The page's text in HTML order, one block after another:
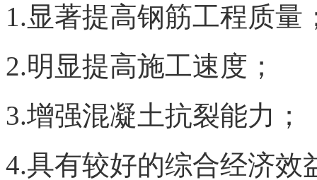
1.显著提高钢筋工程质量
2.明显提高施工速度；
3.增强混凝土抗裂能力；
4.具有较好的综合经济效